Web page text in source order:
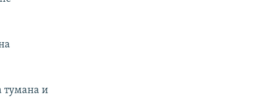
тумана и